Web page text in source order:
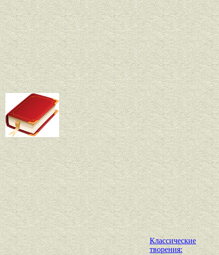
Классические
творения: